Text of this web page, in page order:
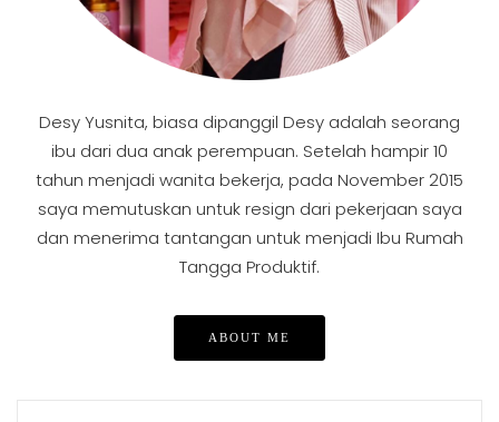
Desy Yusnita, biasa dipanggil Desy adalah seorang
ibu dari dua anak perempuan. Setelah hampir 10
tahun menjadi wanita bekerja, pada November 2015
saya memutuskan untuk resign dari pekerjaan saya
dan menerima tantangan untuk menjadi Ibu Rumah
Tangga Produktif.
ABOUT ME